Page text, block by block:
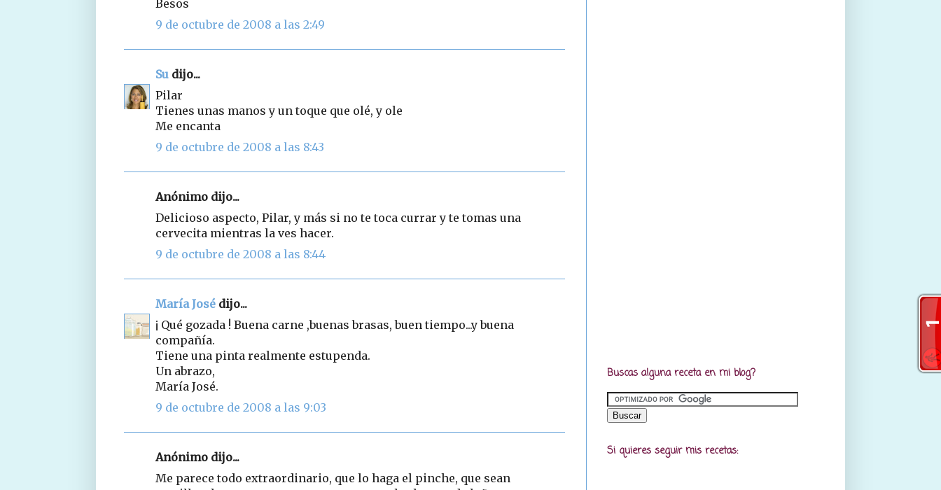
Besos
9 de octubre de 2008 a las 2:49
Su dijo...
Pilar
Tienes unas manos y un toque que olé, y ole
Me encanta
9 de octubre de 2008 a las 8:43
Anónimo dijo...
Delicioso aspecto, Pilar, y más si no te toca currar y te tomas una
cervecita mientras la ves hacer.
9 de octubre de 2008 a las 8:44
María José dijo...
¡ Qué gozada ! Buena carne ,buenas brasas, buen tiempo...y buena
compañía.
Tiene una pinta realmente estupenda.
Un abrazo,
María José.
9 de octubre de 2008 a las 9:03
Anónimo dijo...
Me parece todo extraordinario, que lo haga el pinche, que sean
Buscas alguna receta en mi blog?
Si quieres seguir mis recetas: